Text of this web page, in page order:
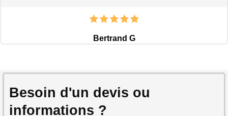
Bertrand G
Besoin d'un devis ou
informations ?